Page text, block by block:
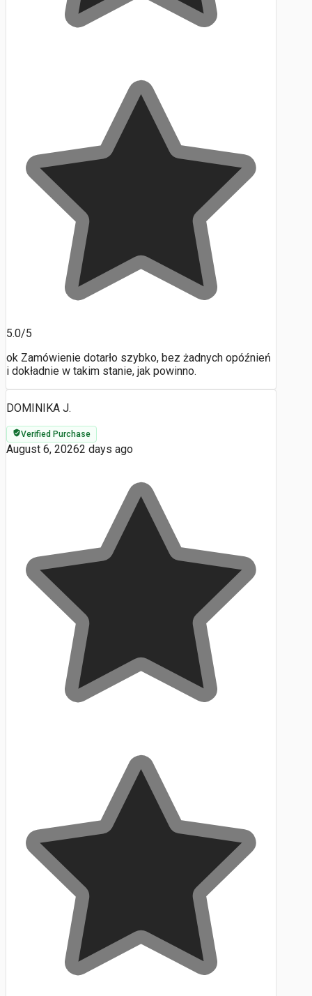
5.0/5
ok Zamówienie dotarło szybko, bez żadnych opóźnień
i dokładnie w takim stanie, jak powinno.
DOMINIKA J.
Verified Purchase
August 6, 20262 days ago